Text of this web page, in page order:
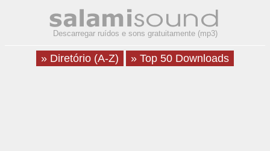
Descarregar ruídos e sons gratuitamente (mp3)
» Diretório (A-Z) » Top 50 Downloads